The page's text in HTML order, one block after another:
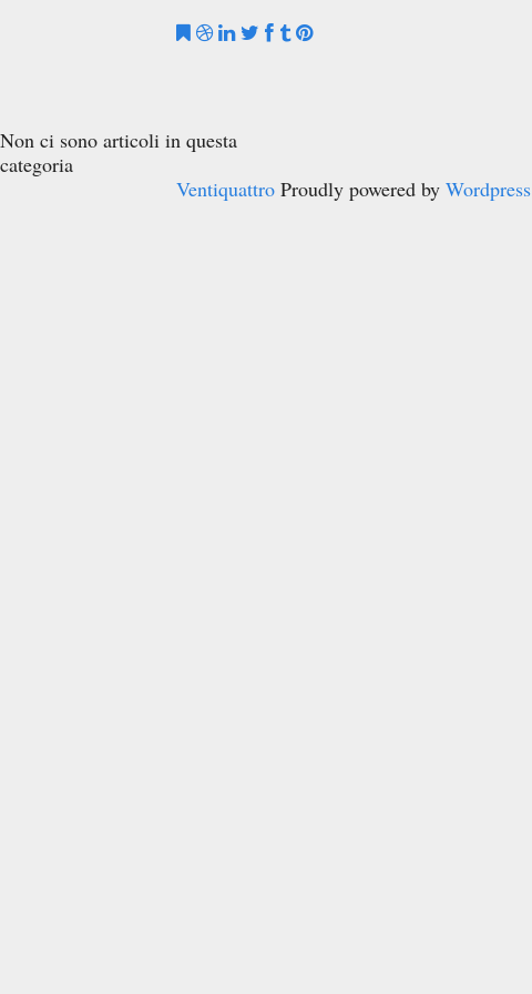
Non ci sono articoli in questa
categoria
Ventiquattro Proudly powered by Wordpress